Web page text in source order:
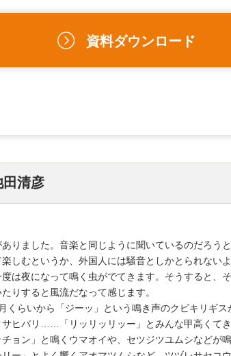
資料ダウンロード
田清彦
りました。音楽と同じように聞いているのだろう
しむというか、外国人には騒音としかとられない
は夜になって鳴く虫がでてきます。そうすると、
りすると風流だなって感じます。
らいから「ジーッ」という鳴き声のクビキリギ
ヒバリ……「リッリッリッー」とみんな甲高くて
ョン」と鳴くウマオイや、セツジツユムシなどが